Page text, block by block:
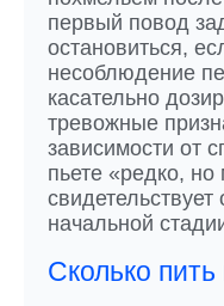
первый повод
остановиться,
несоблюдение
касательно
тревожные
зависимости от
пьете «редко,
начальной
Сколько